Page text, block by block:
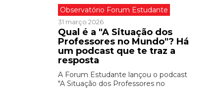
Observatório Forum Estudante
31 março 2026
Qual é a "A Situação dos
Professores no Mundo"? Há
um podcast que te traz a
resposta
A Forum Estudante lançou o podcast
"A Situação dos Professores no